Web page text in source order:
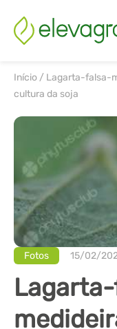
Início / Lagarta-falsa-
cultura da soja
Fotos 15/02/